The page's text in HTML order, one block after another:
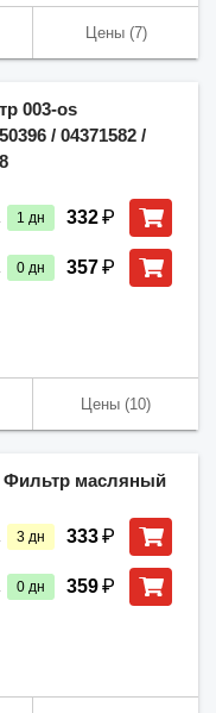
Цены(7)
003-os
/ 04371582 /
1 дн 332₽
0 дн 357₽
Цены (10)
Фильтр масляный
3 дн 333₽
0 дн 359₽